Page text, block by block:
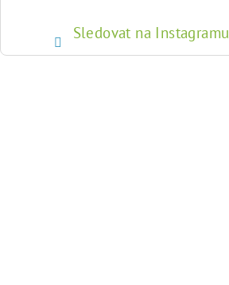
Sledovat na Instagramu